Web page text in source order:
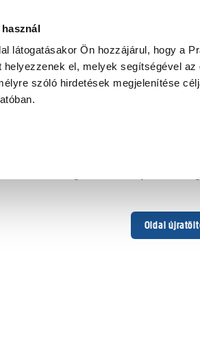
látogatásakor Ön hozzájárul, hogy a
el, melyek segítségével az
szóló hirdetések megjelenítése
Oldal